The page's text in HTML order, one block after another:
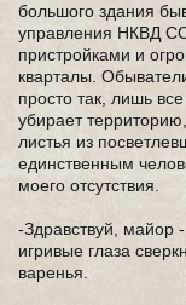
большого здания
управления НКВД
пристройками и
кварталы.
просто так, лишь
убирает
листья из
единственным
моего отсутствия.
-Здравствуй, майор
игривые глаза
варенья.